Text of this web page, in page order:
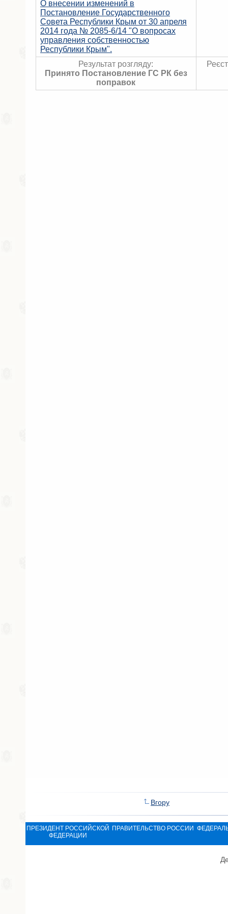
О внесении изменений в
Постановление Государственного
Совета Республики Крым от 30 апреля
2014 года № 2085-6/14 "О вопросах
управления собственностью
Республики Крым".
Результат розгляду:
Принято Постановление ГС РК без
поправок
Вгору
ПРЕЗИДЕНТ РОССИЙСКОЙ
ФЕДЕРАЦИИ
ПРАВИТЕЛЬСТВО РОССИИ